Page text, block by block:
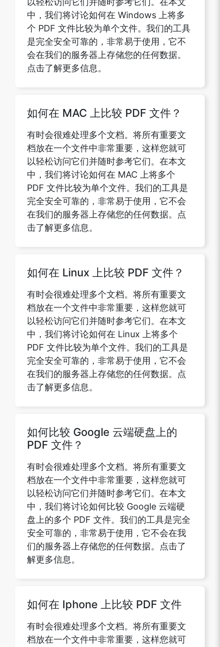
中，我们将讨论如何在 Windows 上将多
个 PDF 文件比较为单个文件。我们的工具
是完全安全可靠的，非常易于使用，它不
会在我们的服务器上存储您的任何数据。
点击了解更多信息。
如何在 MAC 上比较 PDF 文件？
有时会很难处理多个文档。将所有重要文
档放在一个文件中非常重要，这样您就可
以轻松访问它们并随时参考它们。在本文
中，我们将讨论如何在 MAC 上将多个
PDF 文件比较为单个文件。我们的工具是
完全安全可靠的，非常易于使用，它不会
在我们的服务器上存储您的任何数据。点
击了解更多信息。
如何在 Linux 上比较 PDF 文件？
有时会很难处理多个文档。将所有重要文
档放在一个文件中非常重要，这样您就可
以轻松访问它们并随时参考它们。在本文
中，我们将讨论如何在 Linux 上将多个
PDF 文件比较为单个文件。我们的工具是
完全安全可靠的，非常易于使用，它不会
在我们的服务器上存储您的任何数据。点
击了解更多信息。
如何比较 Google 云端硬盘上的
PDF 文件？
有时会很难处理多个文档。将所有重要文
档放在一个文件中非常重要，这样您就可
以轻松访问它们并随时参考它们。在本文
中，我们将讨论如何比较 Google 云端硬
盘上的多个 PDF 文件。我们的工具是完全
安全可靠的，非常易于使用，它不会在我
们的服务器上存储您的任何数据。点击了
解更多信息。
如何在 Iphone 上比较 PDF 文件
有时会很难处理多个文档。将所有重要文
档放在一个文件中非常重要，这样您就可